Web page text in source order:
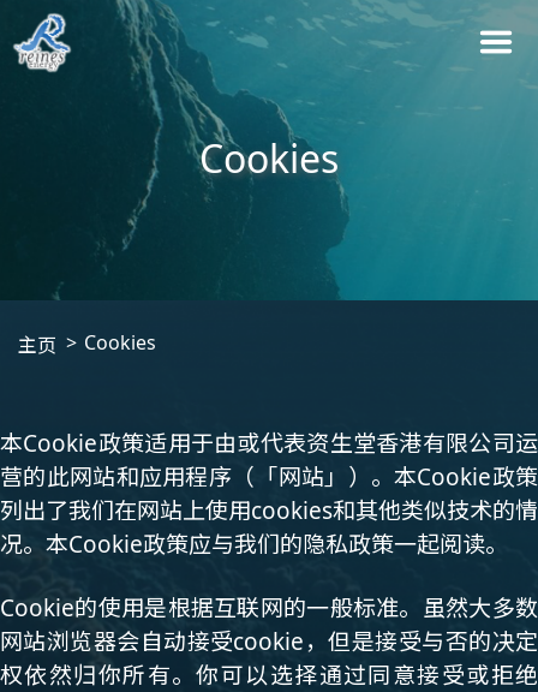
Cookies
主页 Cookies
本Cookie政策适用于由或代表资生堂香港有限公司运
营的此网站和应用程序（「网站」）。本Cookie政策
列出了我们在网站上使用cookies和其他类似技术的情
况。本Cookie政策应与我们的隐私政策一起阅读。
Cookie的使用是根据互联网的一般标准。虽然大多数
网站浏览器会自动接受cookie，但是接受与否的决定
权依然归你所有。你可以选择通过同意接受或拒绝